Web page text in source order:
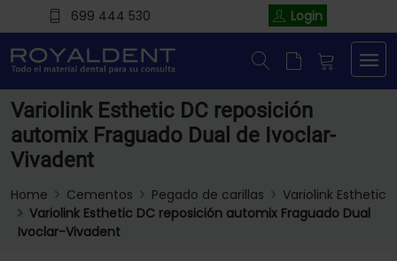
699 444 530 Login
Variolink Esthetic DC reposición
automix Fraguado Dual de Ivoclar-
Vivadent
Home Cementos Pegado de carillas
Variolink Esthetic
Variolink Esthetic DC reposición automix Fraguado Dual
Ivoclar-Vivadent